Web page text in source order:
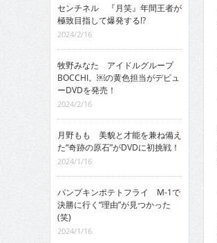
センチネル 『月笑』年間王者が
極致目指して爆発する!?
2024/2/16
牧野みなた アイドルグループ
BOCCHI。￼の黄色担当がデビュ
ーDVDを発売！
2024/2/16
月野もも 美貌と才能を兼ね備え
た“奇跡の原石”がDVDに初挑戦！
2024/1/16
パンプキンポテトフライ M-1で
決勝に行く“理由”が見つかった
(笑)
2024/1/16